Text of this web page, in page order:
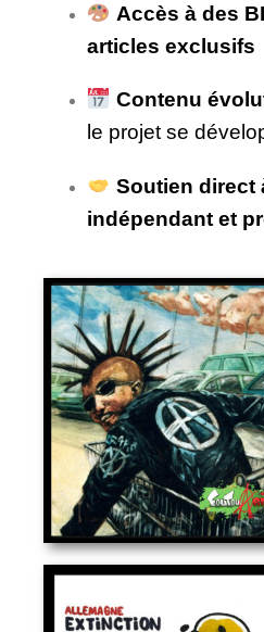
Accès à des
articles exclusifs
Contenu
le projet se
Soutien direct
indépendant et